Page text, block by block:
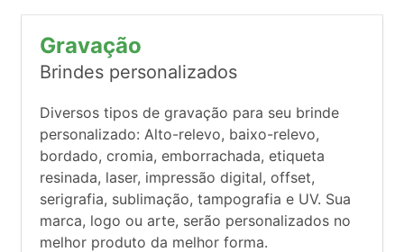
Gravação
Brindes personalizados
Diversos tipos de gravação para seu brinde
personalizado: Alto-relevo, baixo-relevo,
bordado, cromia, emborrachada, etiqueta
resinada, laser, impressão digital, offset,
serigrafia, sublimação, tampografia e UV. Sua
marca, logo ou arte, serão personalizados no
melhor produto da melhor forma.